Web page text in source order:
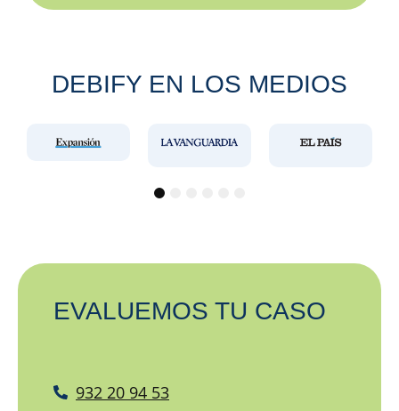
DEBIFY EN LOS MEDIOS
4
EVALUEMOS TU CASO
932 20 94 53